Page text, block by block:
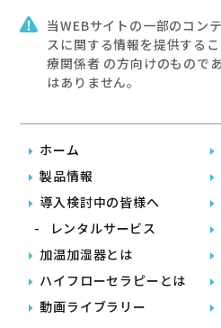
当WEBサイトの一部のコン
スに関する情報を提供する
療関係者 の方向けのもので
はありません。
ホーム
製品情報
導入検討中の皆様へ
レンタルサービス
加温加湿器とは
ハイフローセラピーとは
動画ライブラリー